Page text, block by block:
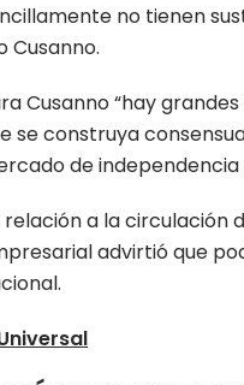
no tienen
Cusanno.
Cusanno “hay
se construya
de
relación a la circulación
advirtió que